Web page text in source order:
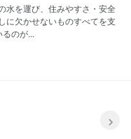
水を運び、住みやすさ・安全
に欠かせないものすべてを支
のが...